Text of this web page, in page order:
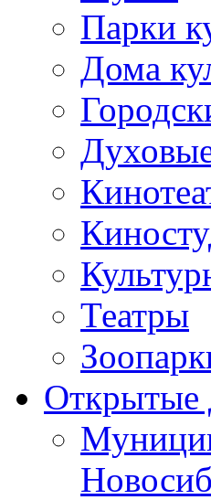
Парки
Дома
Театры
Открытые